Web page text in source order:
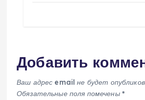
Добавить
Ваш адрес email не будет
Обязательные поля помечены *